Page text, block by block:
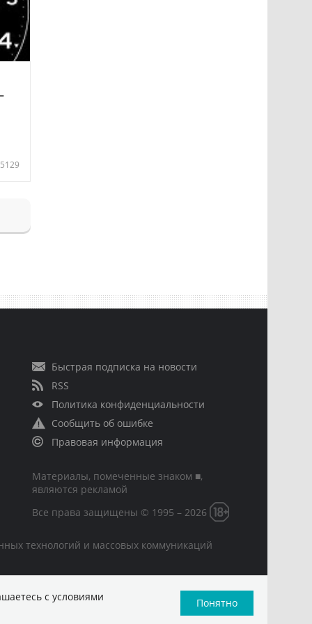
5129
Быстрая подписка на новости
RSS
Политика конфиденциальности
Сообщить об ошибке
Правовая информация
Материалы, помеченные знаком ■,
являются рекламой
Все права защищены © 1995 – 2026
технологий и массовых коммуникаций
с условиями Понятно